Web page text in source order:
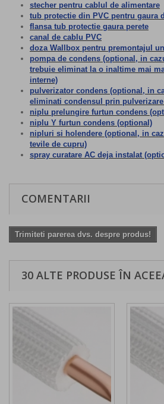
stecher pentru cablul de alimentare
tub protectie din PVC pentru gaura
flansa tub protectie gaura perete
canal de cablu PVC
doza Wallbox pentru premontajul
pompa de condens (optional, in
trebuie eliminat la o inaltime mai
interne)
pulverizator condens (optional, in
eliminati condensul prin
niplu prelungire furtun condens
niplu Y furtun condens (optional)
nipluri si holendere (optional, in
tevile de cupru)
spray curatare AC deja instalat
COMENTARII
Trimiteti parerea dvs. despre produs!
30 ALTE PRODUSE ÎN